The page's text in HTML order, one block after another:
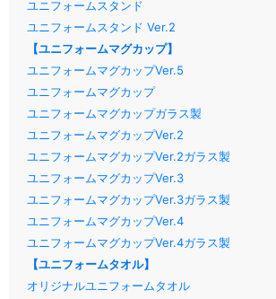
ユニフォームスタンド
ユニフォームスタンド Ver.2
【ユニフォームマグカップ】
ユニフォームマグカップVer.5
ユニフォームマグカップ
ユニフォームマグカップガラス製
ユニフォームマグカップVer.2
ユニフォームマグカップVer.2ガラス製
ユニフォームマグカップVer.3
ユニフォームマグカップVer.3ガラス製
ユニフォームマグカップVer.4
ユニフォームマグカップVer.4ガラス製
【ユニフォームタオル】
オリジナルユニフォームタオル